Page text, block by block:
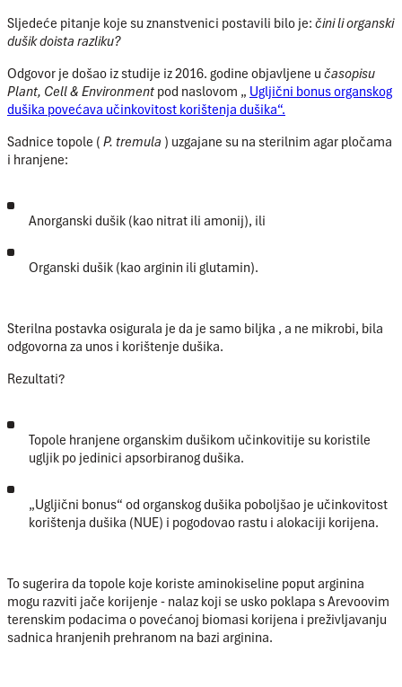
Sljedeće pitanje koje su znanstvenici postavili bilo je: čini li organski
dušik doista razliku?
Odgovor je došao iz studije iz 2016. godine objavljene u časopisu
Plant, Cell & Environment pod naslovom „ Ugljični bonus organskog
dušika povećava učinkovitost korištenja dušika“.
Sadnice topole ( P. tremula ) uzgajane su na sterilnim agar pločama
i hranjene:
Anorganski dušik (kao nitrat ili amonij), ili
Organski dušik (kao arginin ili glutamin).
Sterilna postavka osigurala je da je samo biljka , a ne mikrobi, bila
odgovorna za unos i korištenje dušika.
Rezultati?
Topole hranjene organskim dušikom učinkovitije su koristile
ugljik po jedinici apsorbiranog dušika.
„Ugljični bonus“ od organskog dušika poboljšao je učinkovitost
korištenja dušika (NUE) i pogodovao rastu i alokaciji korijena.
To sugerira da topole koje koriste aminokiseline poput arginina
mogu razviti jače korijenje - nalaz koji se usko poklapa s Arevoovim
terenskim podacima o povećanoj biomasi korijena i preživljavanju
sadnica hranjenih prehranom na bazi arginina.